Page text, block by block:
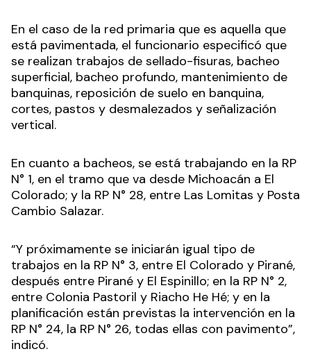
En el caso de la red primaria que es aquella que
está pavimentada, el funcionario especificó que
se realizan trabajos de sellado-fisuras, bacheo
superficial, bacheo profundo, mantenimiento de
banquinas, reposición de suelo en banquina,
cortes, pastos y desmalezados y señalización
vertical.
En cuanto a bacheos, se está trabajando en la RP
N° 1, en el tramo que va desde Michoacán a El
Colorado; y la RP N° 28, entre Las Lomitas y Posta
Cambio Salazar.
“Y próximamente se iniciarán igual tipo de
trabajos en la RP N° 3, entre El Colorado y Pirané,
después entre Pirané y El Espinillo; en la RP N° 2,
entre Colonia Pastoril y Riacho He Hé; y en la
planificación están previstas la intervención en la
RP N° 24, la RP N° 26, todas ellas con pavimento”,
indicó.